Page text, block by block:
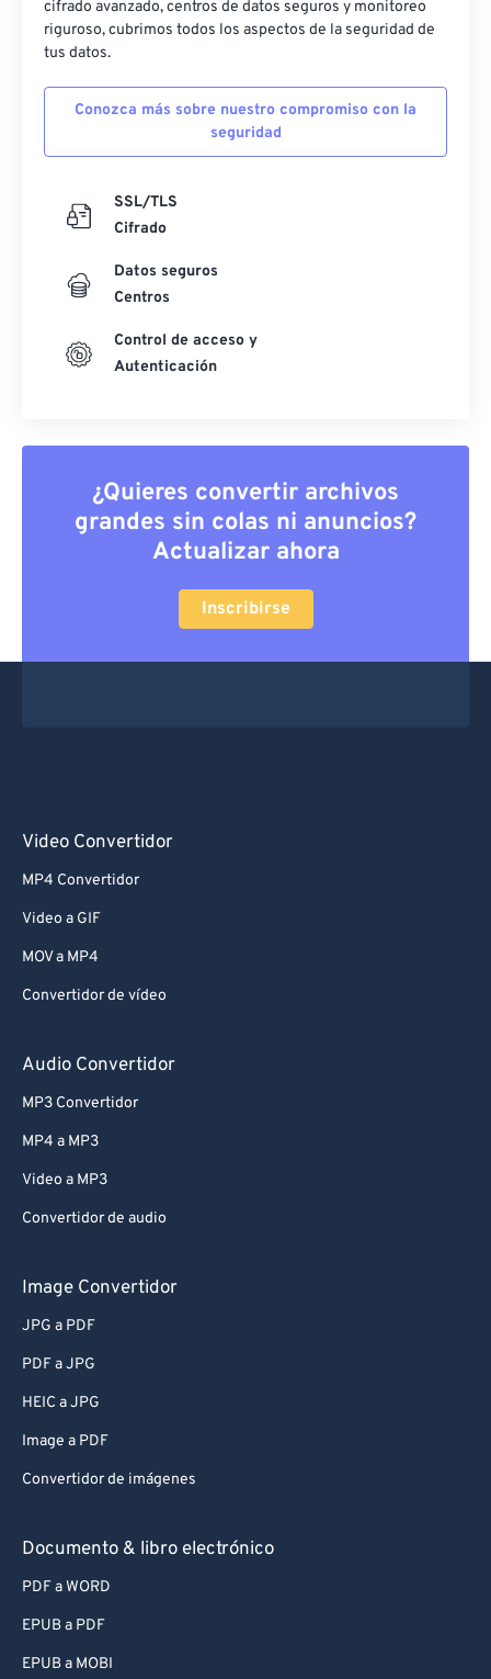
cifrado avanzado, centros de datos seguros y monitoreo
riguroso, cubrimos todos los aspectos de la seguridad de
tus datos.
Conozca más sobre nuestro compromiso con la
seguridad
SSL/TLS
Cifrado
Datos seguros
Centros
Control de acceso y
Autenticación
¿Quieres convertir archivos
grandes sin colas ni anuncios?
Actualizar ahora
Inscribirse
Video Convertidor
MP4 Convertidor
Video a GIF
MOV a MP4
Convertidor de vídeo
Audio Convertidor
MP3 Convertidor
MP4 a MP3
Video a MP3
Convertidor de audio
Image Convertidor
JPG a PDF
PDF a JPG
HEIC a JPG
Image a PDF
Convertidor de imágenes
Documento & libro electrónico
PDF a WORD
EPUB a PDF
EPUB a MOBI